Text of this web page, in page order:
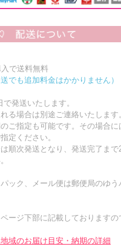
で送料無料
でも追加料金はかかりません）
発送いたします。
る場合は別途ご連絡いたします
ご指定も可能です。その場合に
定ください。
順次発送となり、発送完了まで
ック、メール便は郵便局のゆう
ージ下部に記載しております
域のお届け目安・納期の詳細